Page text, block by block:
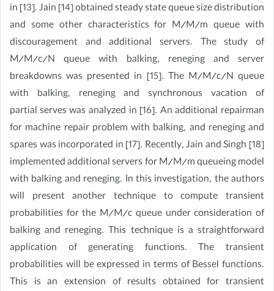
in [13]. Jain [14] obtained steady state queue size distribution
and some other characteristics for M/M/m queue with
discouragement and additional servers. The study of
M/M/c/N queue with balking, reneging and server
breakdowns was presented in [15]. The M/M/c/N queue
with balking, reneging and synchronous vacation of
partial serves was analyzed in [16]. An additional repairman
for machine repair problem with balking, and reneging and
spares was incorporated in [17]. Recently, Jain and Singh [18]
implemented additional servers for M/M/m queueing model
with balking and reneging. In this investigation, the authors
will present another technique to compute transient
probabilities for the M/M/c queue under consideration of
balking and reneging. This technique is a straightforward
application of generating functions. The transient
probabilities will be expressed in terms of Bessel functions.
This is an extension of results obtained for transient